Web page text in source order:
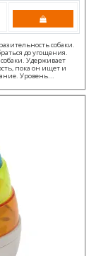
собаки.
до угощения.
Удерживает
пока он ищет и
Уровень...